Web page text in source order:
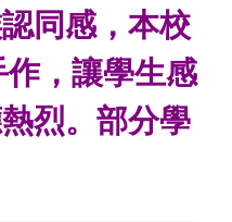
同感，本校
，讓學生感
烈。部分學